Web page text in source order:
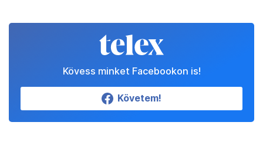
Kövess minket Facebookon is!
Követem!